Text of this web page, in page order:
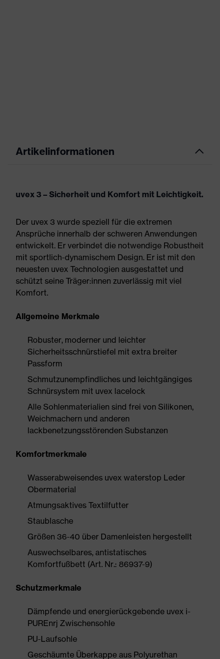
Artikelinformationen
uvex 3 – Sicherheit und Komfort mit Leichtigkeit.
Der uvex 3 wurde speziell für die extremen
Ansprüche innerhalb der schweren Anwendungen
entwickelt. Er verbindet die notwendige Robustheit
mit sportlich-dynamischem Design. Er ist mit den
neuesten uvex Technologien ausgestattet und
schützt seine Träger:innen zuverlässig mit viel
Komfort.
Allgemeine Merkmale
Robuster, moderner und leichter
Sicherheitsschnürstiefel mit extra breiter
Passform
Schmutzunempfindliches und leichtgängiges
Schnürsystem mit uvex lacelock
Alle Sohlenmaterialien sind frei von Silikonen,
Weichmachern und anderen
lackbenetzungsstörenden Substanzen
Komfortmerkmale
Wasserabweisendes uvex waterstop Leder
Obermaterial
Atmungsaktives Textilfutter
Staublasche
Größen 36-40 über Damenleisten hergestellt
Auswechselbares, antistatisches
Komfortfußbett (Art. Nr.: 86937-9)
Schutzmerkmale
Dämpfende und energierückgebende uvex i-
PUREnrj Zwischensohle
PU-Laufsohle
Geschäumte Überkappe aus Polyurethan